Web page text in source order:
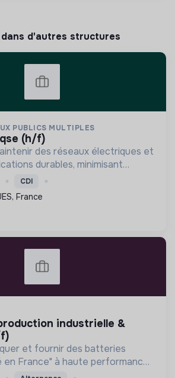
d'autres structures
PUBLICS MULTIPLES
qse (h/f)
des réseaux électriques et
durables, minimisant
tout en développant les
équipes.
CDI
France
et fournir des batteries
en France" à haute performance,
d'énergie et la mobilité